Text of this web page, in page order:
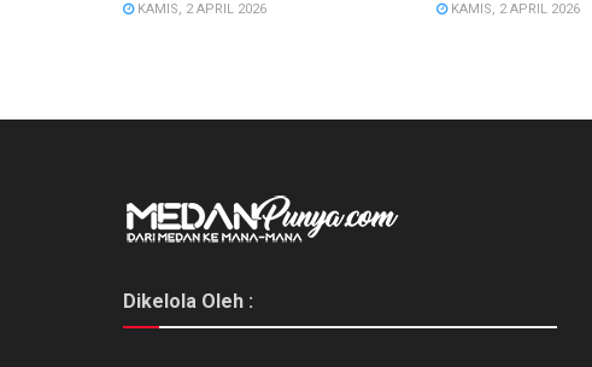
KAMIS, 2 APRIL 2026 KAMIS, 2 APRIL 2026
Dikelola Oleh :